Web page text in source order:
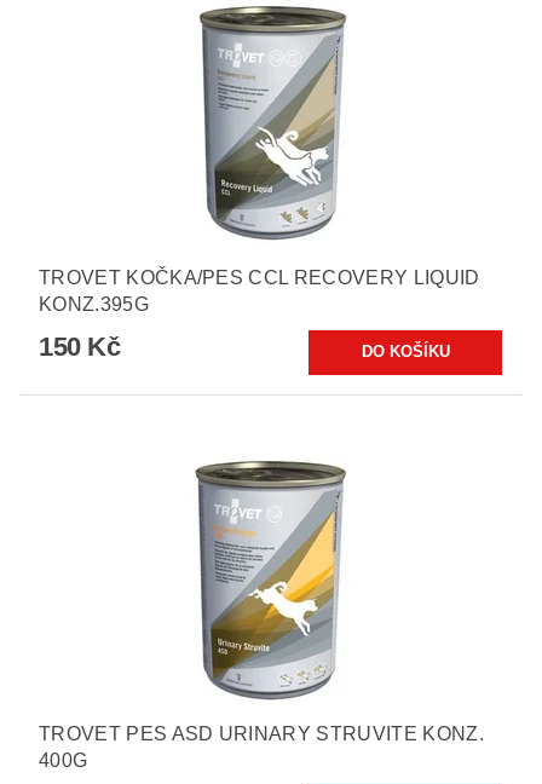
TROVET KOČKA/PES CCL RECOVERY LIQUID
KONZ.395G
150 Kč
TROVET PES ASD URINARY STRUVITE KONZ.
400G